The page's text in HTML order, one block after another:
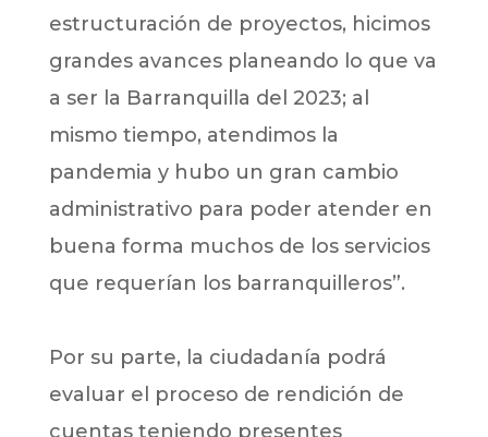
estructuración de proyectos, hicimos
grandes avances planeando lo que va
a ser la Barranquilla del 2023; al
mismo tiempo, atendimos la
pandemia y hubo un gran cambio
administrativo para poder atender en
buena forma muchos de los servicios
que requerían los barranquilleros”.
Por su parte, la ciudadanía podrá
evaluar el proceso de rendición de
cuentas teniendo presentes